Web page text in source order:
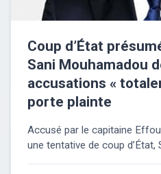
Coup d’État
Sani Mouhamadou
accusations «
porte plainte
Accusé par le capitaine
une tentative de coup d’État,